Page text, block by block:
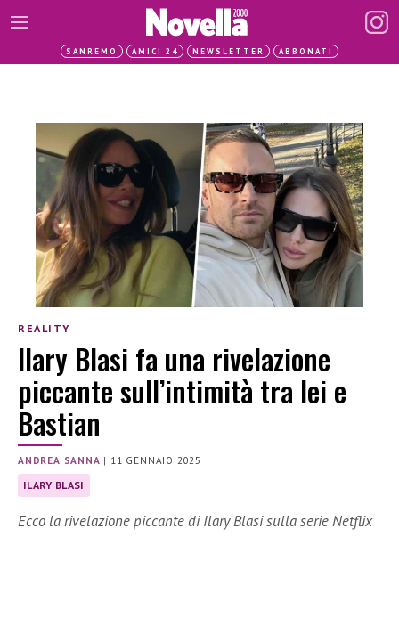
SANREMO AMICI 24 NEWSLETTER ABBONATI
REALITY
Ilary Blasi fa una rivelazione
piccante sull’intimità tra lei e
Bastian
ANDREA SANNA | 11 GENNAIO 2025
ILARY BLASI
Ecco la rivelazione piccante di Ilary Blasi sulla serie Netflix